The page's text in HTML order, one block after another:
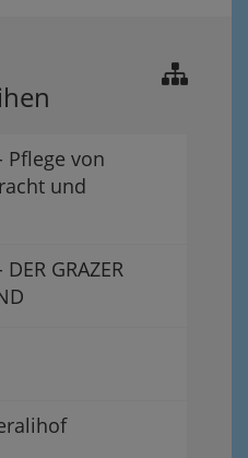
Pflege von
und
DER GRAZER